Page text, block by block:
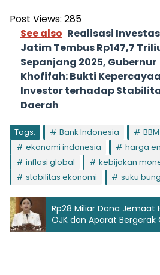
Post Views: 285
See also Realisasi
Jatim Tembus Rp147,7
Sepanjang 2025, Gubernur
Khofifah: Bukti
Investor terhadap
Daerah
Tags: Bank Indonesia
BBM
ekonomi indonesia
harga
inflasi global
kebijakan
stabilitas ekonomi
suku
Rp28 Miliar Dana Jemaat
OJK dan Aparat Bergerak